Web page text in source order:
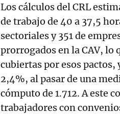
Los cálculos del CRL
de trabajo de 40 a 37,5
sectoriales y 351 de
prorrogados en la CAV, lo
cubiertas por esos
2,4%, al pasar de una
cómputo de 1.712. A este
trabajadores con